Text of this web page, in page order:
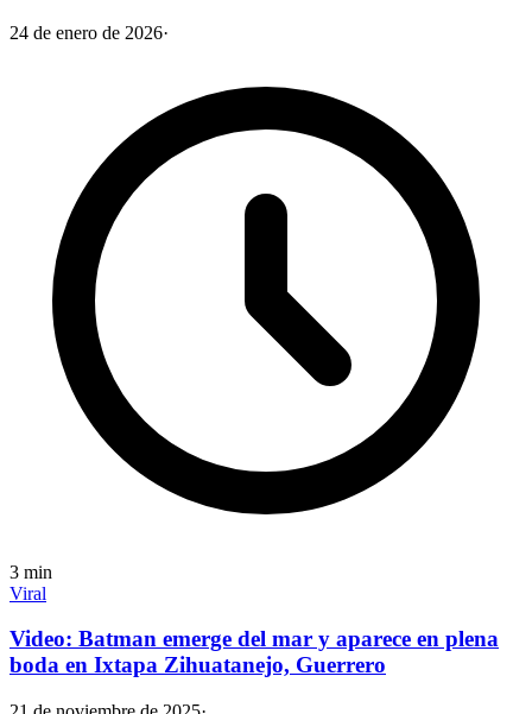
24 de enero de 2026·
3 min
Viral
Video: Batman emerge del mar y aparece en plena
boda en Ixtapa Zihuatanejo, Guerrero